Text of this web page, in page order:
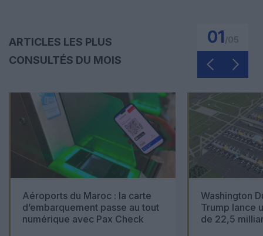
ARTICLES LES PLUS
CONSULTÉS DU MOIS
01
Aéroports du Maroc : la carte
d’embarquement passe au tout
numérique avec Pax Check
Washington
Trump lance
de 22,5